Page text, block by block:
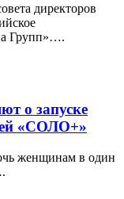
директоров
Групп»….
о запуске
«СОЛО+»
женщинам в один